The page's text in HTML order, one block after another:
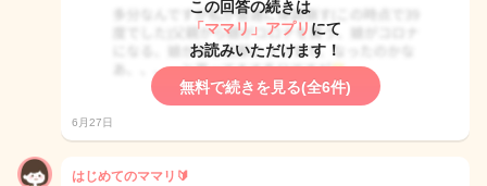
この回答の続きは
「ママリ」アプリ にて
お読みいただけます！
無料で続きを見る(全6件)
6月27日
はじめてのママリ🔰